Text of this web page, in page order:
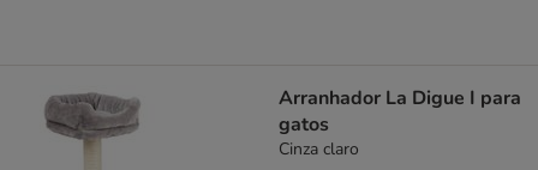
Arranhador La Digue I para
gatos
Cinza claro